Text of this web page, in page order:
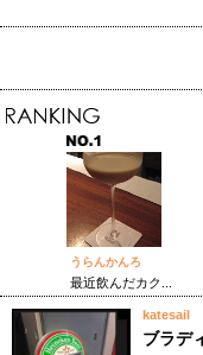
うらんかんろ
最近飲んだカク...
katesail
ブラデ